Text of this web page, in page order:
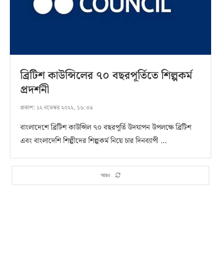
ব্রিটিশ কাউন্সিলের ৭০ বছরপূর্তিতে শিল্পকর্ম
প্রদর্শনী
প্রকাশ: ১২ নভেম্বর ২০২২, ১৬:৩৯
বাংলাদেশে ব্রিটিশ কাউন্সিল ৭০ বছরপূর্তি উদযাপন উপলক্ষে ব্রিটিশ
এবং বাংলাদেশি শিল্পীদের শিল্পকর্ম নিয়ে চার দিনব্যাপী …
আরও